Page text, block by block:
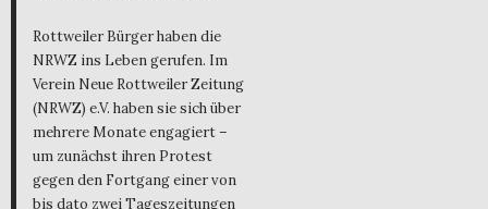
Rottweiler Bürger haben die
NRWZ ins Leben gerufen. Im
Verein Neue Rottweiler Zeitung
(NRWZ) e.V. haben sie sich über
mehrere Monate engagiert –
um zunächst ihren Protest
gegen den Fortgang einer von
bis dato zwei Tageszeitungen